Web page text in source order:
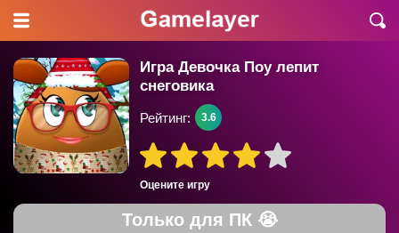
Игра Девочка Поу лепит
снеговика
Оцените игру
Рейтинг: 3.6